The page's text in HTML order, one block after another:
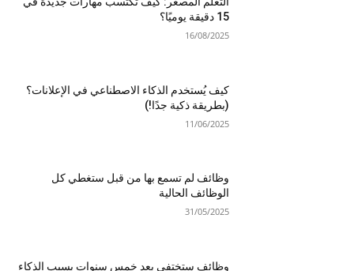
15 دقيقة يوميًا؟
16/08/2025
كيف يُستخدم الذكاء الاصطناعي في الإعلانات؟
(بطريقة ذكية جدًا!)
11/06/2025
وظائف لم تسمع بها من قبل ستغطي كل
الوظائف الحالية
31/05/2025
وظائف ستختفي بعد خمس سنوات بسبب الذكاء